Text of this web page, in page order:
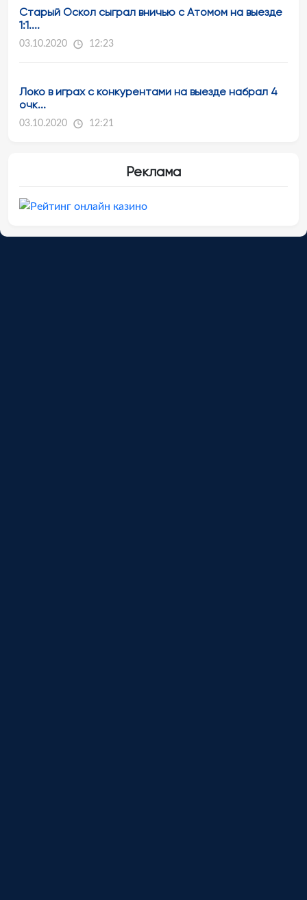
Старый Оскол сыграл вничью с Атомом на выезде
1:1....
03.10.2020 12:23
Локо в играх с конкурентами на выезде набрал 4
очк...
03.10.2020 12:21
Реклама